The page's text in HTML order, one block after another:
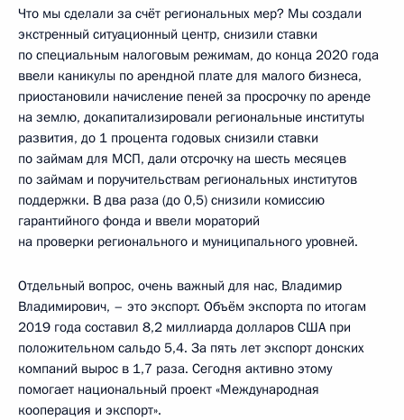
Что мы сделали за счёт региональных мер? Мы создали
экстренный ситуационный центр, снизили ставки
по специальным налоговым режимам, до конца 2020 года
ввели каникулы по арендной плате для малого бизнеса,
приостановили начисление пеней за просрочку по аренде
на землю, докапитализировали региональные институты
развития, до 1 процента годовых снизили ставки
по займам для МСП, дали отсрочку на шесть месяцев
по займам и поручительствам региональных институтов
поддержки. В два раза (до 0,5) снизили комиссию
гарантийного фонда и ввели мораторий
на проверки регионального и муниципального уровней.
Отдельный вопрос, очень важный для нас, Владимир
Владимирович, – это экспорт. Объём экспорта по итогам
2019 года составил 8,2 миллиарда долларов США при
положительном сальдо 5,4. За пять лет экспорт донских
компаний вырос в 1,7 раза. Сегодня активно этому
помогает национальный проект «Международная
кооперация и экспорт».